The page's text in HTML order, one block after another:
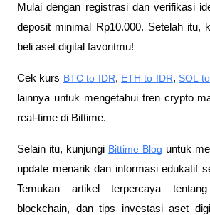
Mulai dengan registrasi dan verifikasi
deposit minimal Rp10.000. Setelah itu,
beli aset digital favoritmu!
Cek kurs BTC to IDR, ETH to IDR, SOL
lainnya untuk mengetahui tren crypto
real-time di Bittime.
Selain itu, kunjungi Bittime Blog untuk
update menarik dan informasi edukatif
Temukan artikel terpercaya
blockchain, dan tips investasi aset